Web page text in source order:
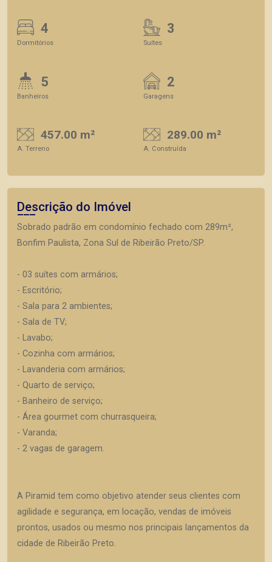
4
Dormitórios
3
Suítes
5
Banheiros
2
Garagens
457.00 m²
A. Terreno
289.00 m²
A. Construída
Descrição do Imóvel
Sobrado padrão em condomínio fechado com 289m²,
Bonfim Paulista, Zona Sul de Ribeirão Preto/SP.
- 03 suítes com armários;
- Escritório;
- Sala para 2 ambientes;
- Sala de TV;
- Lavabo;
- Cozinha com armários;
- Lavanderia com armários;
- Quarto de serviço;
- Banheiro de serviço;
- Área gourmet com churrasqueira;
- Varanda;
- 2 vagas de garagem.
A Piramid tem como objetivo atender seus clientes com
agilidade e segurança, em locação, vendas de imóveis
prontos, usados ou mesmo nos principais lançamentos da
cidade de Ribeirão Preto.